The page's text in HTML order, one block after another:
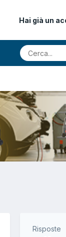
Hai già un
Risposte